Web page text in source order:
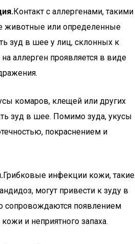
Контакт с аллергенами, такими
животные или определенные
зуд в шее у лиц, склонных к
аллерген проявляется в виде
комаров, клещей или других
зуд в шее. Помимо зуда, укусы
покраснением и
Грибковые инфекции кожи, такие
могут привести к зуду в
сопровождаются появлением
и неприятного запаха.